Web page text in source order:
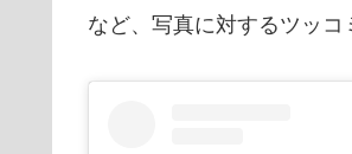
など、写真に対するツッコ